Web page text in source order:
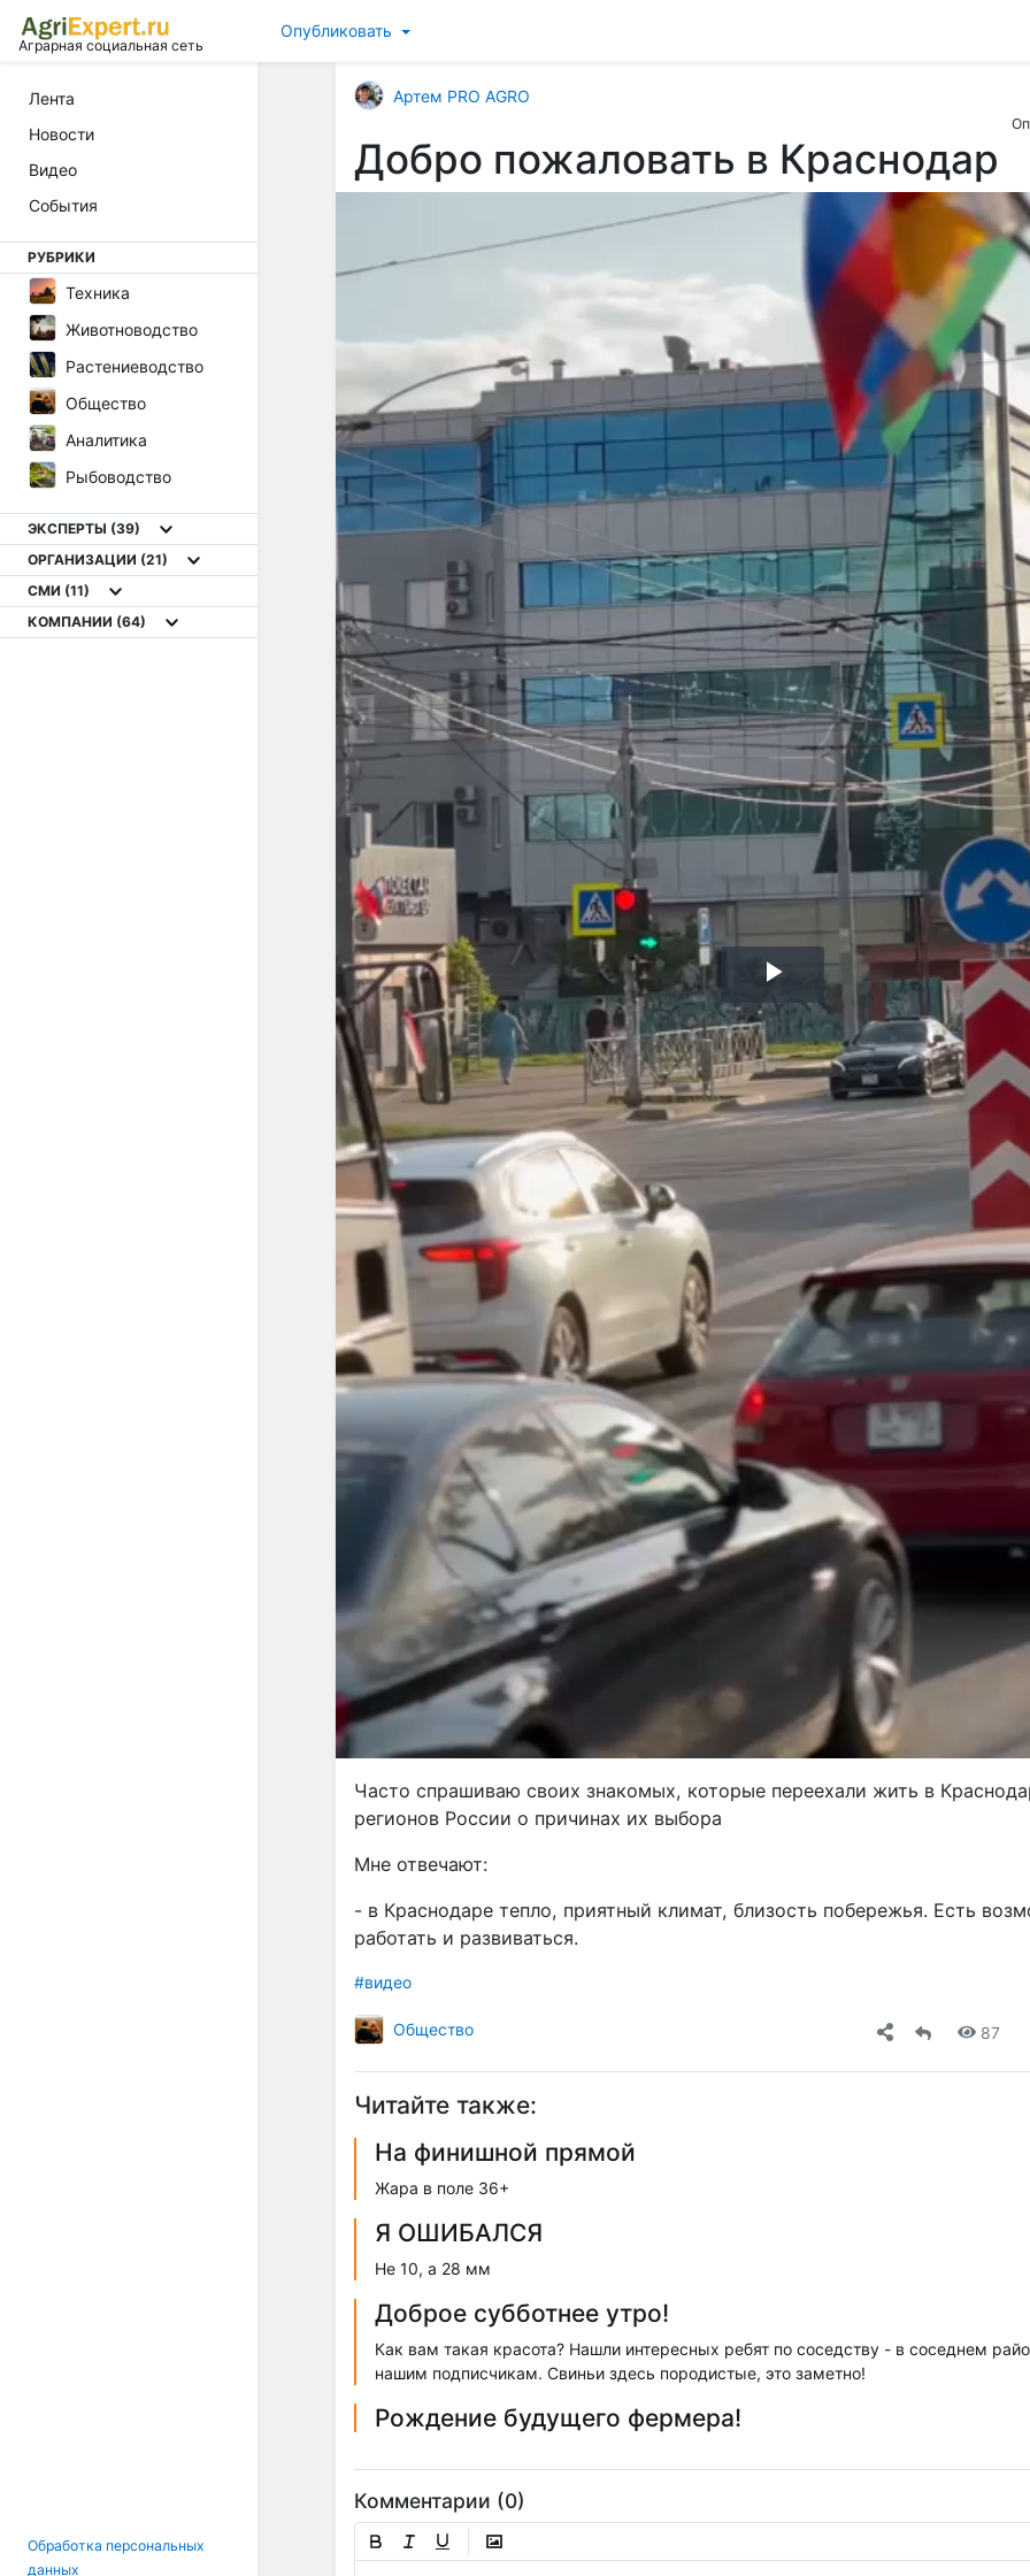
Аграрная социальная сеть
Опубликовать
Лента
Новости
Видео
События
РУБРИКИ
Техника
Животноводство
Растениеводство
Общество
Аналитика
Рыбоводство
ЭКСПЕРТЫ (39)
ОРГАНИЗАЦИИ (21)
СМИ (11)
КОМПАНИИ (64)
Обработка персональных
данных
Артем PRO AGRO
Добро пожаловать в Краснодар
Воспроизвести
видео
Часто спрашиваю своих знакомых, которые переехали жить в
регионов России о причинах их выбора
Мне отвечают:
- в Краснодаре тепло, приятный климат, близость побережья. Есть
работать и развиваться.
#видео
Общество 87
Читайте также:
На финишной прямой
Жара в поле 36+
Я ОШИБАЛСЯ
Не 10, а 28 мм
Доброе субботнее утро!
Как вам такая красота? Нашли интересных ребят по соседству - в соседнем
нашим подписчикам. Свиньи здесь породистые, это заметно!
Рождение будущего фермера!
Комментарии (0)